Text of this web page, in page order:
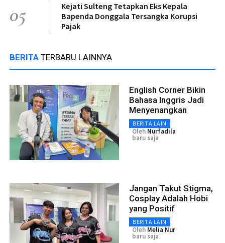
05
Kejati Sulteng Tetapkan Eks Kepala
Bapenda Donggala Tersangka Korupsi
Pajak
BERITA TERBARU LAINNYA
English Corner Bikin
Bahasa Inggris Jadi
Menyenangkan
BERITA LAIN
Oleh Nurfadila
baru saja
Jangan Takut Stigma,
Cosplay Adalah Hobi
yang Positif
BERITA LAIN
Oleh Melia Nur
baru saja